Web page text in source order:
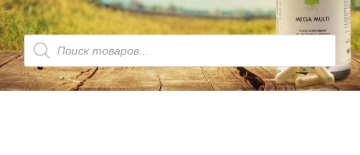
Поиск
товаров